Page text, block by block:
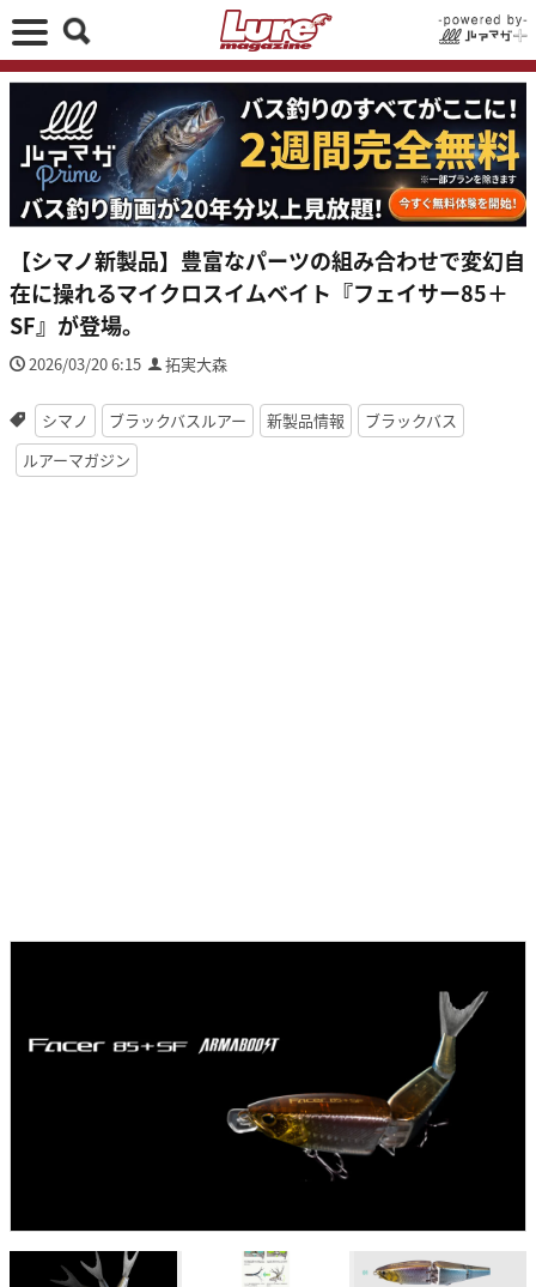
【シマノ新製品】豊富なパーツの組み合わせで変幻自
在に操れるマイクロスイムベイト『フェイサー85＋
SF』が登場。
2026/03/20 6:15 拓実大森
シマノ ブラックバスルアー 新製品情報
ブラックバス
ルアーマガジン